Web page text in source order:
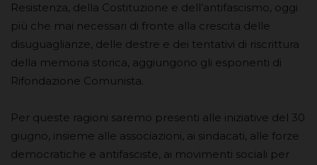
Resistenza, della Costituzione e dell’antifascismo, oggi
più che mai necessari di fronte alla crescita delle
disuguaglianze, delle destre e dei tentativi di riscrittura
della memoria storica, aggiungono gli esponenti di
Rifondazione Comunista.
Per queste ragioni saremo presenti alle iniziative del 30
giugno, insieme alle associazioni, ai sindacati, alle forze
democratiche e antifasciste, ai movimenti sociali per